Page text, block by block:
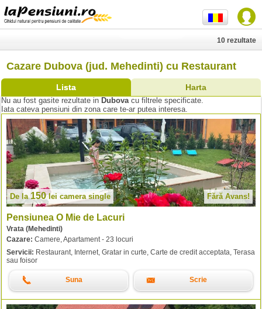
Cazare Dubova (jud. Mehedinti) cu Restaurant
Lista Harta
10 rezultate
Nu au fost gasite rezultate in Dubovacu filtrele specificate.
Iata cateva pensiuni din zona care te-ar putea interesa.
De la150lei camera single Fără Avans!
Pensiunea O Mie de Lacuri
Vrata (Mehedinti)
Cazare: Camere, Apartament - 23 locuri
Servicii: Restaurant, Internet, Gratar in curte, Carte de credit acceptata, Terasa
sau foisor
Suna Scrie